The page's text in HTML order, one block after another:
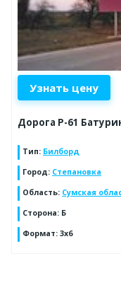
Узнать цену
Дорога Р-61
Тип: Билборд
Город: Степановка
Область: Сумская
Сторона: Б
Формат: 3х6